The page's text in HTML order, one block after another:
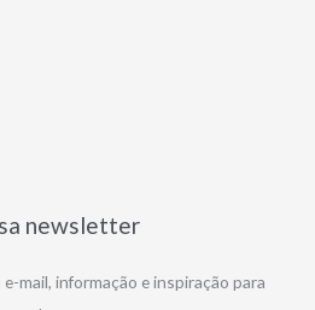
newsletter
mail, informação e inspiração para